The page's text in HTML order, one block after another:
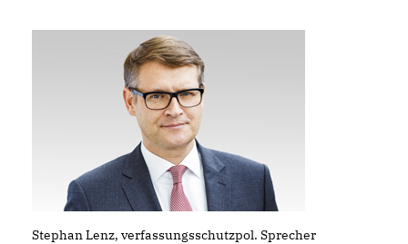
Stephan Lenz, verfassungsschutzpol. Sprecher